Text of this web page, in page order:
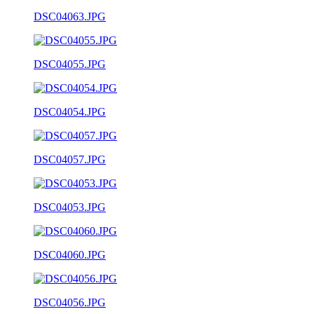
DSC04063.JPG
DSC04055.JPG
DSC04054.JPG
DSC04057.JPG
DSC04053.JPG
DSC04060.JPG
DSC04056.JPG